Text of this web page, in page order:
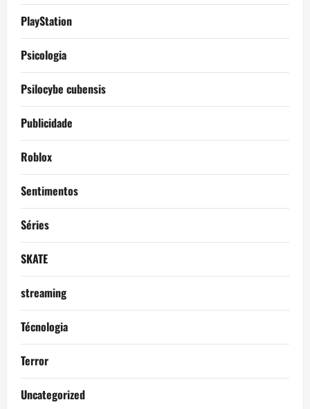
PlayStation
Psicologia
Psilocybe cubensis
Publicidade
Roblox
Sentimentos
Séries
SKATE
streaming
Técnologia
Terror
Uncategorized